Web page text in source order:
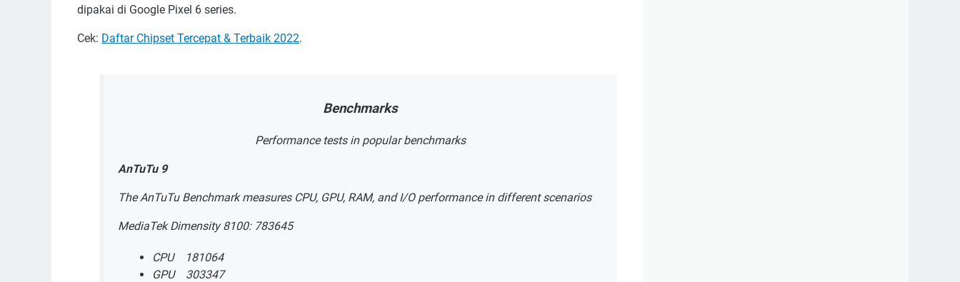
dipakai di Google Pixel 6 series.
Cek: Daftar Chipset Tercepat & Terbaik 2022.
Benchmarks
Performance tests in popular benchmarks
AnTuTu 9
The AnTuTu Benchmark measures CPU, GPU, RAM, and I/O performance in different scenarios
MediaTek Dimensity 8100: 783645
CPU 181064
GPU 303347